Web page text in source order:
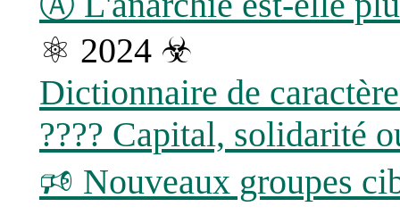
⚛ 2024 ☣
Dictionnaire de
???? Capital, solidarité
🕫 Nouveaux groupes